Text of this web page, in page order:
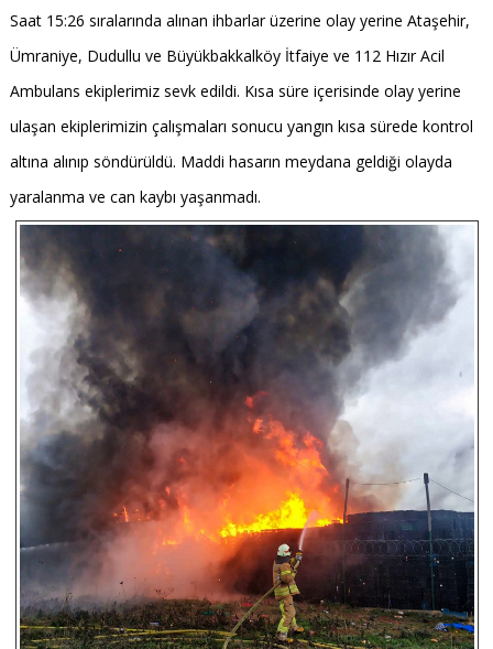
Saat 15:26 sıralarında alınan ihbarlar üzerine olay yerine Ataşehir,
Ümraniye, Dudullu ve Büyükbakkalköy İtfaiye ve 112 Hızır Acil
Ambulans ekiplerimiz sevk edildi. Kısa süre içerisinde olay yerine
ulaşan ekiplerimizin çalışmaları sonucu yangın kısa sürede kontrol
altına alınıp söndürüldü. Maddi hasarın meydana geldiği olayda
yaralanma ve can kaybı yaşanmadı.